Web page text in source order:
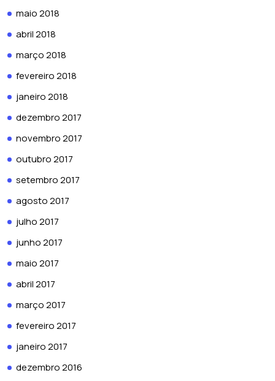
maio 2018
abril 2018
março 2018
fevereiro 2018
janeiro 2018
dezembro 2017
novembro 2017
outubro 2017
setembro 2017
agosto 2017
julho 2017
junho 2017
maio 2017
abril 2017
março 2017
fevereiro 2017
janeiro 2017
dezembro 2016